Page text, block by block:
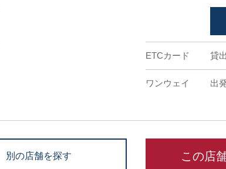
ETCカード 貸
ワンウェイ 出
別の店舗を探す この店